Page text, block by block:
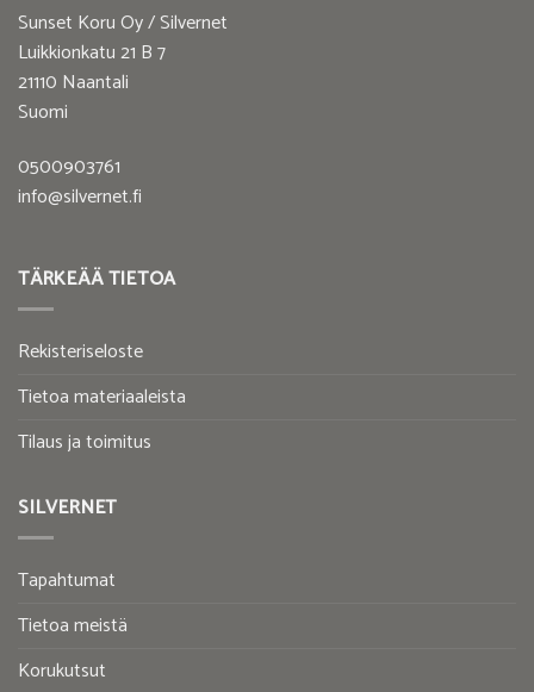
Sunset Koru Oy / Silvernet
Luikkionkatu 21 B 7
21110 Naantali
Suomi
0500903761
info@silvernet.fi
TÄRKEÄÄ TIETOA
Rekisteriseloste
Tietoa materiaaleista
Tilaus ja toimitus
SILVERNET
Tapahtumat
Tietoa meistä
Korukutsut